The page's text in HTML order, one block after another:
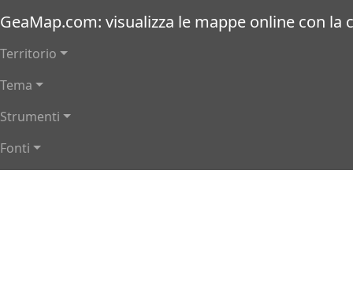
GeaMap.com: visualizza le mappe online con la
Navigazione principale
Territorio
Tema
Strumenti
Fonti